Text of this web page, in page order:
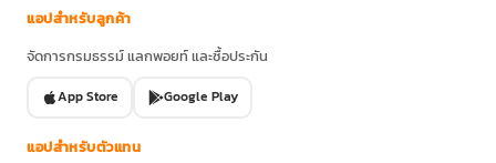
แอปสำหรับลูกค้า
จัดการกรมธรรม์ แลกพอยท์ และซื้อประกัน
App Store Google Play
แอปสำหรับตัวแทน